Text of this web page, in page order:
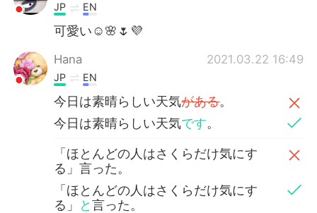
JP EN
可愛い☺️🌸🌷💜
Hana 2021.03.22 16:49
JP EN
今日は素晴らしい天気がある。
今日は素晴らしい天気です。
「ほとんどの人はさくらだけ気にす
る」言った。
「ほとんどの人はさくらだけ気にす
る」
と言った。